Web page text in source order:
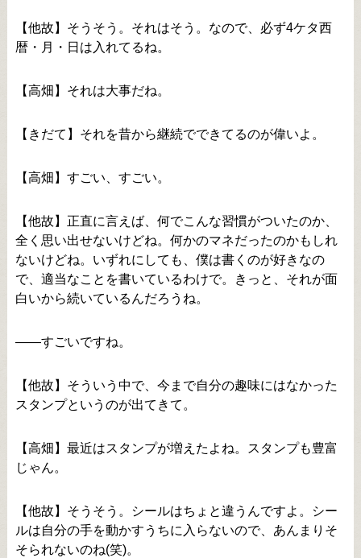
【他故】そうそう。それはそう。なので、必ず4ケタ西
暦・月・日は入れてるね。
【高畑】それは大事だね。
【きだて】それを昔から継続でできてるのが偉いよ。
【高畑】すごい、すごい。
【他故】正直に言えば、何でこんな習慣がついたのか、
全く思い出せないけどね。何かのマネだったのかもしれ
ないけどね。いずれにしても、僕は書くのが好きなの
で、適当なことを書いているわけで。きっと、それが面
白いから続いているんだろうね。
――すごいですね。
【他故】そういう中で、今まで自分の趣味にはなかった
スタンプというのが出てきて。
【高畑】最近はスタンプが増えたよね。スタンプも豊富
じゃん。
【他故】そうそう。シールはちょと違うんですよ。シー
ルは自分の手を動かすうちに入らないので、あんまりそ
そられないのね(笑)。